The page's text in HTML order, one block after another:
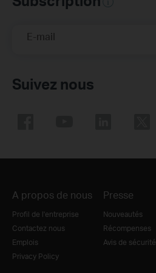
E-mail
Suivez nous
A propos de nous
Profil de l'entreprise
Contactez nous
Emplois
Privacy Policy
Presse
Nouveautés
Récompenses
Avis de sécurité